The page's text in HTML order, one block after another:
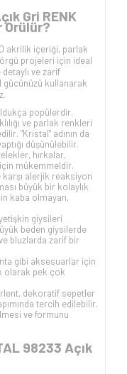
Gri RENK
Örülür?
akrilik içeriği, parlak
örgü projeleri için ideal
ve zarif
gücünüzü kullanarak
popülerdir.
ve parlak renkleri
"Kristal" adının da
düşünülebilir.
hırkalar,
mükemmeldir.
alerjik reaksiyon
büyük bir kolaylık
kaba olmayan,
giysileri
beden giysilerde
bluzlarda zarif bir
gibi aksesuarlar için
olarak pek çok
dekoratif sepetler
tercih edilebilir.
ve formunu
98233 Açık